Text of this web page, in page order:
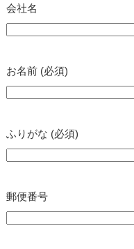
会社名
お名前 (必須)
ふりがな (必須)
郵便番号